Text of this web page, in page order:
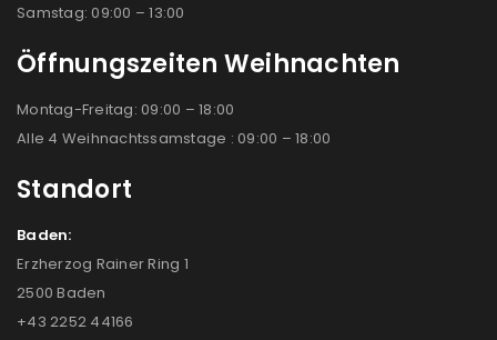
Samstag: 09:00 – 13:00
Öffnungszeiten Weihnachten
Montag-Freitag: 09:00 – 18:00
Alle 4 Weihnachtssamstage : 09:00 – 18:00
Standort
Baden:
Erzherzog Rainer Ring 1
2500 Baden
+43 2252 44166